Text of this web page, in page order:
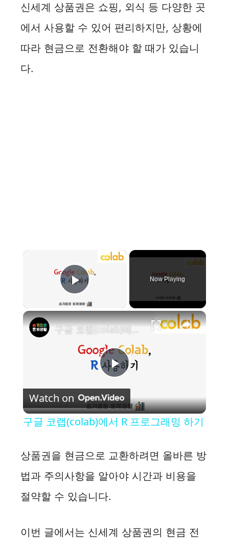
신세계 상품권은 쇼핑, 외식 등 다양한 곳
에서 사용할 수 있어 편리하지만, 상황에
따라 현금으로 전환해야 할 때가 있습니
다.
×
Play Video
Now Playing
×
P
l
y
i
구글 코랩(colab)에서 R 프로그래밍 하기
Watch on
구글 코랩(colab)에서 R 프로그래밍 하기
상품권을 현금으로 교환하려면 올바른 방
법과 주의사항을 알아야 시간과 비용을
절약할 수 있습니다.
이번 글에서는 신세계 상품권의 현금 전